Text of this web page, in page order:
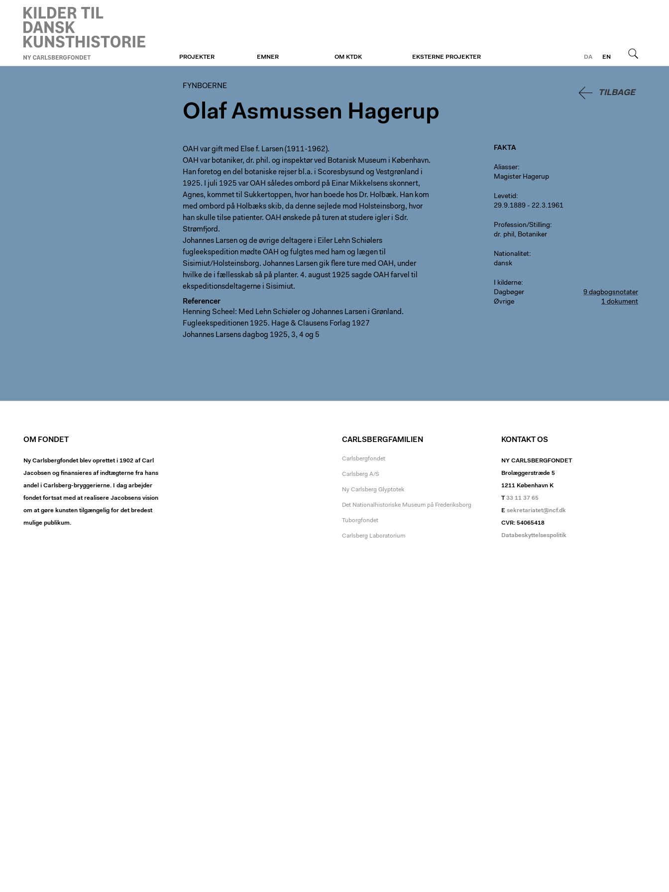
FYNBOERNE
DA
EN
PROJEKTER EMNER OM KTDK EKSTERNE PROJEKTER
TILBAGE
FYNBOERNE
Olaf Asmussen Hagerup
OAH var gift med Else f. Larsen (1911-1962).
OAH var botaniker, dr. phil. og inspektør ved Botanisk Museum i København.
Han foretog en del botaniske rejser bl.a. i Scoresbysund og Vestgrønland i
1925. I juli 1925 var OAH således ombord på Einar Mikkelsens skonnert,
Agnes, kommet til Sukkertoppen, hvor han boede hos Dr. Holbæk. Han kom
med ombord på Holbæks skib, da denne sejlede mod Holsteinsborg, hvor
han skulle tilse patienter. OAH ønskede på turen at studere igler i Sdr.
Strømfjord.
Johannes Larsen og de øvrige deltagere i Eiler Lehn Schiølers
fugleekspedition mødte OAH og fulgtes med ham og lægen til
Sisimiut/Holsteinsborg. Johannes Larsen gik flere ture med OAH, under
hvilke de i fællesskab så på planter. 4. august 1925 sagde OAH farvel til
ekspeditionsdeltagerne i Sisimiut.
Referencer
Henning Scheel: Med Lehn Schiøler og Johannes Larsen i Grønland.
Fugleekspeditionen 1925. Hage & Clausens Forlag 1927
Johannes Larsens dagbog 1925, 3, 4 og 5
FAKTA
Aliasser
Magister Hagerup
Levetid
29.9.1889 - 22.3.1961
Profession/Stilling
dr. phil, Botaniker
Nationalitet
dansk
I kilderne
Dagbøger
9 dagbogsnotater
Øvrige
1 dokument
OM FONDET
Ny Carlsbergfondet blev oprettet i 1902 af Carl
Jacobsen og finansieres af indtægterne fra hans
andel i Carlsberg-bryggerierne. I dag arbejder
fondet fortsat med at realisere Jacobsens vision
om at gøre kunsten tilgængelig for det bredest
mulige publikum.
CARLSBERGFAMILIEN
Carlsbergfondet
Carlsberg A/S
Ny Carlsberg Glyptotek
Det Nationalhistoriske Museum på Frederiksborg
Tuborgfondet
Carlsberg Laboratorium
KONTAKT OS
NY CARLSBERGFONDET
Brolæggerstræde 5
1211 København K
T33 11 37 65
E sekretariatet@ncf.dk
CVR: 54065418
Databeskyttelsespolitik